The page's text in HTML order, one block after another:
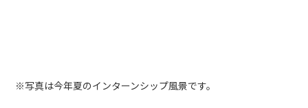
※写真は今年夏のインターンシップ風景です。